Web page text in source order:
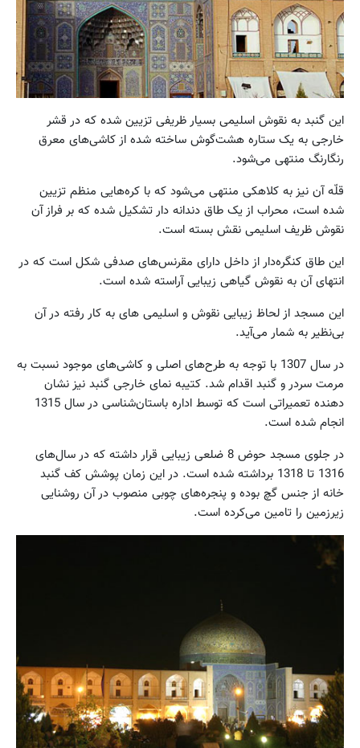
این‌ گنبد به‌ نقوش‌ اسلیمی‌ بسیار ظریفی‌ تزیین‌ شده‌ که‌ در قشر
خارجی‌ به‌ یک‌ ستاره‌ هشت‌گوش‌ ساخته‌ شده‌ از کاشی‌های‌ معرق‌
رنگارنگ‌ منتهی‌ می‌شود.
قلّه‌ آن‌ نیز به‌ کلاهکی‌ منتهی ‌می‌شود که‌ با کره‌هایی‌ منظم‌ تزیین‌
شده است‌، محراب‌ از یک‌ طاق‌ دندانه‌ دار تشکیل‌ شده که‌ بر فراز آن‌
نقوش‌ ظریف‌ اسلیمی‌ نقش‌ بسته است‌.
این‌ طاق‌ کنگره‌دار از داخل‌ دارای مقرنس‌های‌ صدفی‌ شکل‌ است‌ که‌ در
انتهای‌ آن‌ به‌ نقوش‌ گیاهی‌ زیبایی‌ آراسته‌ شده‌ است‌.
این‌ مسجد از لحاظ‌ زیبایی‌ نقوش‌ و اسلیمی‌ های‌ به‌ کار رفته‌ در آن‌
بی‌نظیر به‌ شمار می‌آید.
در سال‌ 1307 با توجه‌ به‌ طرح‌های‌ اصلی‌ و کاشی‌های‌ موجود نسبت‌ به‌
مرمت‌ سردر و گنبد اقدام‌ شد. کتیبه‌ نمای‌ خارجی‌ گنبد نیز نشان‌
دهنده‌ تعمیراتی‌ است‌ که‌ توسط‌ اداره‌ باستان‌شناسی‌ در سال‌ 1315
انجام‌ شده‌ است‌.
در جلوی‌ مسجد حوض‌ 8 ضلعی‌ زیبایی‌ قرار داشته‌ که‌ در سال‌های‌
1316 تا 1318 برداشته‌ شده‌ است‌. در این‌ زمان‌ پوشش‌ کف‌ گنبد
خانه‌ از جنس‌ گچ‌ بوده‌ و پنجره‌های‌ چوبی‌ منصوب‌ در آن‌ روشنایی‌
زیرزمین‌ را تامین‌ می‌کرده‌ است‌.